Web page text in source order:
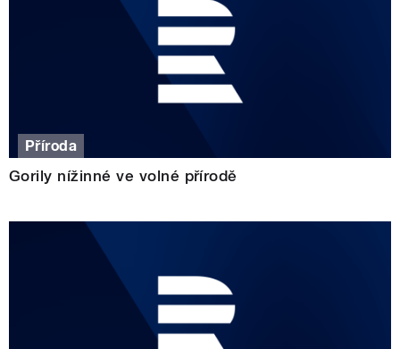
Příroda
Gorily nížinné ve volné přírodě